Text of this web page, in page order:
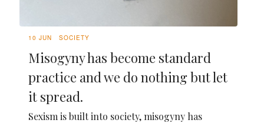
10 JUN SOCIETY
Misogyny has become standard
practice and we do nothing but let
it spread.
Sexism is built into society, misogyny has